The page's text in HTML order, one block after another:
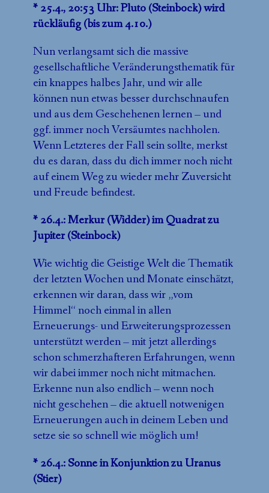
* 25.4., 20:53 Uhr: Pluto (Steinbock) wird
rückläufig (bis zum 4.10.)
Nun verlangsamt sich die massive
gesellschaftliche Veränderungsthematik für
ein knappes halbes Jahr, und wir alle
können nun etwas besser durchschnaufen
und aus dem Geschehenen lernen – und
ggf. immer noch Versäumtes nachholen.
Wenn Letzteres der Fall sein sollte, merkst
du es daran, dass du dich immer noch nicht
auf einem Weg zu wieder mehr Zuversicht
und Freude befindest.
* 26.4.: Merkur (Widder) im Quadrat zu
Jupiter (Steinbock)
Wie wichtig die Geistige Welt die Thematik
der letzten Wochen und Monate einschätzt,
erkennen wir daran, dass wir „vom
Himmel“ noch einmal in allen
Erneuerungs- und Erweiterungsprozessen
unterstützt werden – mit jetzt allerdings
schon schmerzhafteren Erfahrungen, wenn
wir dabei immer noch nicht mitmachen.
Erkenne nun also endlich – wenn noch
nicht geschehen – die aktuell notwenigen
Erneuerungen auch in deinem Leben und
setze sie so schnell wie möglich um!
* 26.4.: Sonne in Konjunktion zu Uranus
(Stier)